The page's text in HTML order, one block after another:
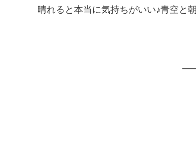
晴れると本当に気持ちがいい♪青空と
—–